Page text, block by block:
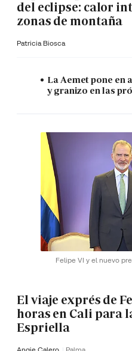
del eclipse: calor
zonas de montaña
Patricia Biosca
La Aemet pone en
y granizo en las
Felipe VI y el nuevo
El viaje exprés de
horas en Cali para
Espriella